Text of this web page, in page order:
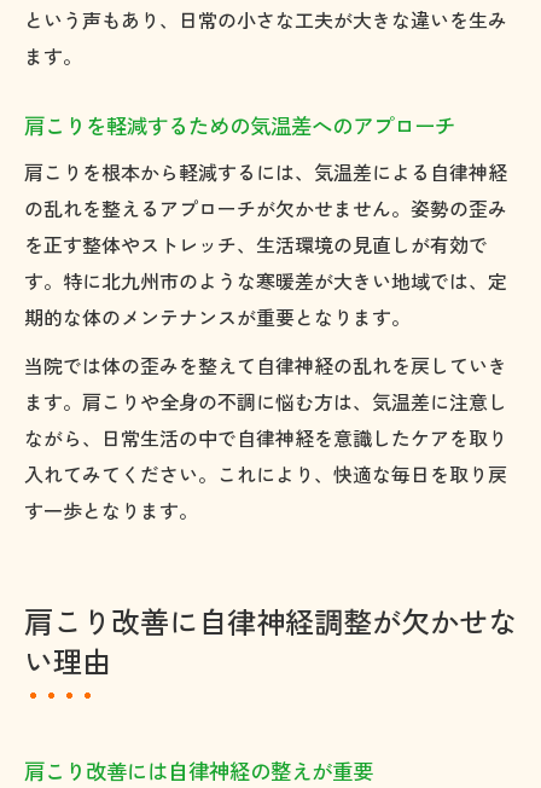
という声もあり、日常の小さな工夫が大きな違いを生み
ます。
肩こりを軽減するための気温差へのアプローチ
肩こりを根本から軽減するには、気温差による自律神経
の乱れを整えるアプローチが欠かせません。姿勢の歪み
を正す整体やストレッチ、生活環境の見直しが有効で
す。特に北九州市のような寒暖差が大きい地域では、定
期的な体のメンテナンスが重要となります。
当院では体の歪みを整えて自律神経の乱れを戻していき
ます。肩こりや全身の不調に悩む方は、気温差に注意し
ながら、日常生活の中で自律神経を意識したケアを取り
入れてみてください。これにより、快適な毎日を取り戻
す一歩となります。
肩こり改善に自律神経調整が欠かせな
い理由
肩こり改善には自律神経の整えが重要